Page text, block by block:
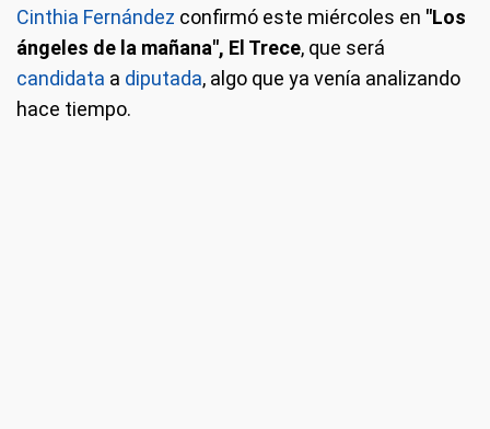
Cinthia Fernández confirmó este miércoles en "Los
ángeles de la mañana", El Trece, que será
candidata a diputada, algo que ya venía analizando
hace tiempo.